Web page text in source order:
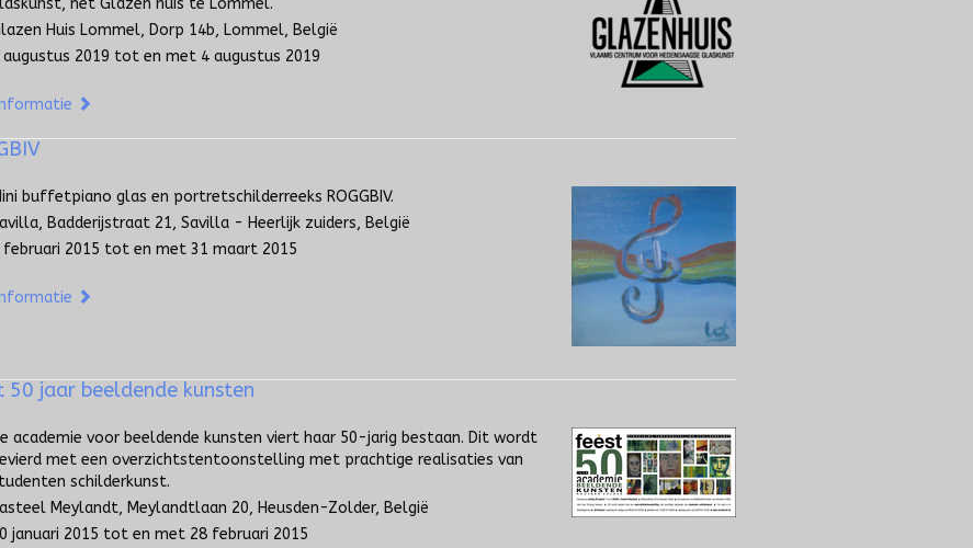
het Glazen huis te Lommel.
Huis Lommel, Dorp 14b, Lommel, België
augustus 2019 tot en met 4 augustus 2019
buffetpiano glas en portretschilderreeks ROGGBIV.
Badderijstraat 21, Savilla - Heerlijk zuiders, België
februari 2015 tot en met 31 maart 2015
50 jaar beeldende kunsten
academie voor beeldende kunsten viert haar 50-jarig bestaan. Dit wordt
met een overzichtstentoonstelling met prachtige realisaties van
schilderkunst.
Meylandt, Meylandtlaan 20, Heusden-Zolder, België
januari 2015 tot en met 28 februari 2015